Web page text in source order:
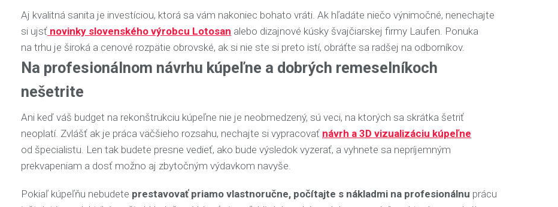
Aj kvalitná sanita je investíciou, ktorá sa vám nakoniec bohato vráti. Ak hľadáte niečo výnimočné, nenechajte
si ujsť novinky slovenského výrobcu Lotosan alebo dizajnové kúsky švajčiarskej firmy Laufen. Ponuka
na trhu je široká a cenové rozpätie obrovské, ak si nie ste si preto istí, obráťte sa radšej na odborníkov.
Na profesionálnom návrhu kúpeľne a dobrých remeselníkoch
nešetrite
Ani keď váš budget na rekonštrukciu kúpeľne nie je neobmedzený, sú veci, na ktorých sa skrátka šetriť
neoplatí. Zvlášť ak je práca väčšieho rozsahu, nechajte si vypracovať návrh a 3D vizualizáciu kúpeľne
od špecialistu. Len tak budete presne vedieť, ako bude výsledok vyzerať, a vyhnete sa nepríjemným
prekvapeniam a dosť možno aj zbytočným výdavkom navyše.
Pokiaľ kúpeľňu nebudete prestavovať priamo vlastnoručne, počítajte s nákladmi na profesionálnu prácu